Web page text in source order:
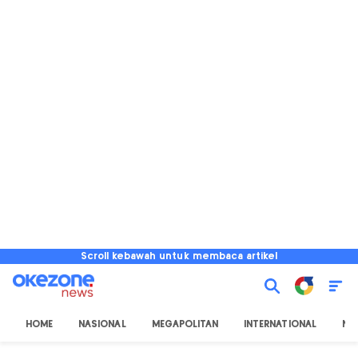
Scroll kebawah untuk membaca artikel
HOME NASIONAL MEGAPOLITAN INTERNATIONAL